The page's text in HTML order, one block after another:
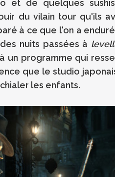
et de quelques
du vilain tour qu'ils
à ce que l'on a
nuits passées à
un programme qui
que le studio
les enfants.